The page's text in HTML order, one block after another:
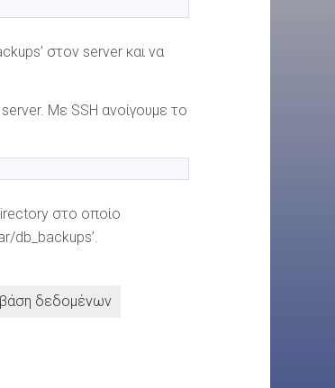
στον server και να
Με SSH ανοίγουμε το
στο οποίο
db_backups’.
βάση δεδομένων